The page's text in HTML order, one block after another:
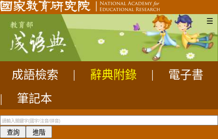
☰
成語檢索 辭典附錄
電子書
|
筆記本